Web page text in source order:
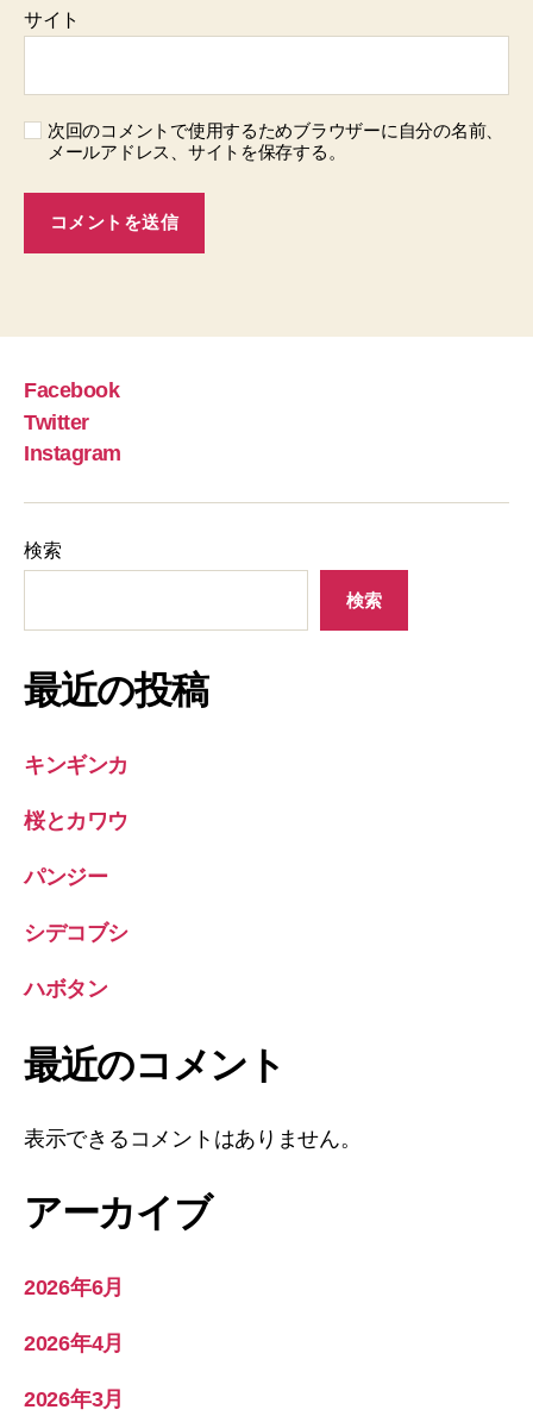
サイト
次回のコメントで使用するためブラウザーに自分の名前、
メールアドレス、サイトを保存する。
Facebook
Twitter
Instagram
検索
検索
最近の投稿
キンギンカ
桜とカワウ
パンジー
シデコブシ
ハボタン
最近のコメント
表示できるコメントはありません。
アーカイブ
2026年6月
2026年4月
2026年3月